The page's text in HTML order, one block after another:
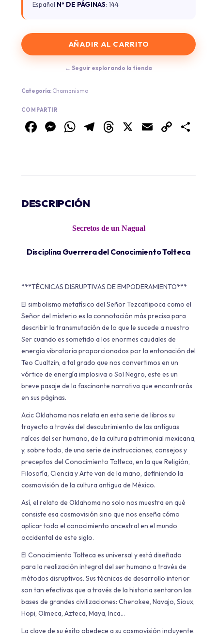
Español Nº DE PÁGINAS: 144
AÑADIR AL CARRITO
← Seguir explorando la tienda
Categoría: Chamanismo
COMPARTIR
Facebook
Messenger
WhatsApp
Telegram
Threads
X EmailCopy
DESCRIPCIÓN
Secretos de un Nagual
Disciplina Guerrera del Conocimiento Tolteca
***TÉCNICAS DISRUPTIVAS DE EMPODERAMIENTO***
El simbolismo metafísico del Señor Tezcatlipoca como el
Señor del misterio es la connotación más precisa para
describir la transmutación de lo que le sucede a nuestro
Ser cuando es sometido a los enormes caudales de
energía vibratoria proporcionados por la entonación del
Teo Cualtzin, a tal grado que nos convertimos en un
vórtice de energía implosiva o Sol Negro, este es un
breve pasaje de la fascinante narrativa que encontrarás
en sus páginas.
Acic Oklahoma nos relata en esta serie de libros su
trayecto a través del descubrimiento de las antiguas
raíces del ser humano, de la cultura patrimonial mexicana,
y, sobre todo, de una serie de instrucciones, consejos y
preceptos del Conocimiento Tolteca, en la que Religión,
Filosofía, Ciencia y Arte van de la mano, definiendo la
cosmovisión de la cultura antigua de México.
Así, el relato de Oklahoma no solo nos muestra en qué
consiste esa cosmovisión sino que nos enseña cómo
aplicar todo el conocimiento ancestral en el mundo
occidental de este siglo.
El Conocimiento Tolteca es universal y está diseñado
para la realización integral del ser humano a través de
métodos disruptivos. Sus técnicas de desarrollo interior
son tan efectivas que a través de la historia sentaron las
bases de grandes civilizaciones: Cherokee, Navajo, Sioux,
Hopi, Olmeca, Azteca, Maya, Inca...
La clave de su éxito obedece a su cosmovisión incluyente.